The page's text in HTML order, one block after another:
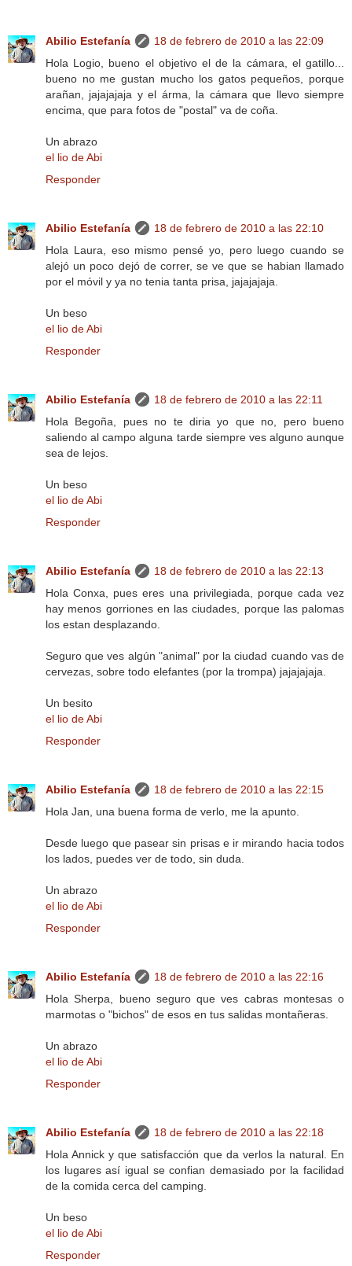
Abilio Estefanía
18 de febrero de 2010 a las 22:09
Hola Logio, bueno el objetivo el de la cámara, el gatillo...
bueno no me gustan mucho los gatos pequeños, porque
arañan, jajajajaja y el árma, la cámara que llevo siempre
encima, que para fotos de "postal" va de coña.
Un abrazo
el lio de Abi
Responder
Abilio Estefanía
18 de febrero de 2010 a las 22:10
Hola Laura, eso mismo pensé yo, pero luego cuando se
alejó un poco dejó de correr, se ve que se habian llamado
por el móvil y ya no tenia tanta prisa, jajajajaja.
Un beso
el lio de Abi
Responder
Abilio Estefanía
18 de febrero de 2010 a las 22:11
Hola Begoña, pues no te diria yo que no, pero bueno
saliendo al campo alguna tarde siempre ves alguno aunque
sea de lejos.
Un beso
el lio de Abi
Responder
Abilio Estefanía
18 de febrero de 2010 a las 22:13
Hola Conxa, pues eres una privilegiada, porque cada vez
hay menos gorriones en las ciudades, porque las palomas
los estan desplazando.
Seguro que ves algún "animal" por la ciudad cuando vas de
cervezas, sobre todo elefantes (por la trompa) jajajajaja.
Un besito
el lio de Abi
Responder
Abilio Estefanía
18 de febrero de 2010 a las 22:15
Hola Jan, una buena forma de verlo, me la apunto.
Desde luego que pasear sin prisas e ir mirando hacia todos
los lados, puedes ver de todo, sin duda.
Un abrazo
el lio de Abi
Responder
Abilio Estefanía
18 de febrero de 2010 a las 22:16
Hola Sherpa, bueno seguro que ves cabras montesas o
marmotas o "bichos" de esos en tus salidas montañeras.
Un abrazo
el lio de Abi
Responder
Abilio Estefanía
18 de febrero de 2010 a las 22:18
Hola Annick y que satisfacción que da verlos la natural. En
los lugares así igual se confian demasiado por la facilidad
de la comida cerca del camping.
Un beso
el lio de Abi
Responder